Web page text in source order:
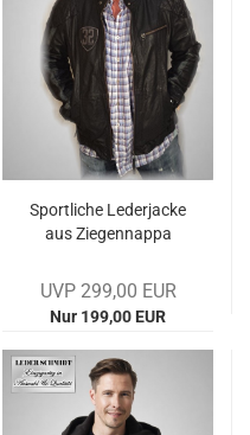
Sport­li­che Le­der­ja­cke
aus Zie­gen­n­ap­pa
UVP 299,00 EUR
Nur 199,00 EUR